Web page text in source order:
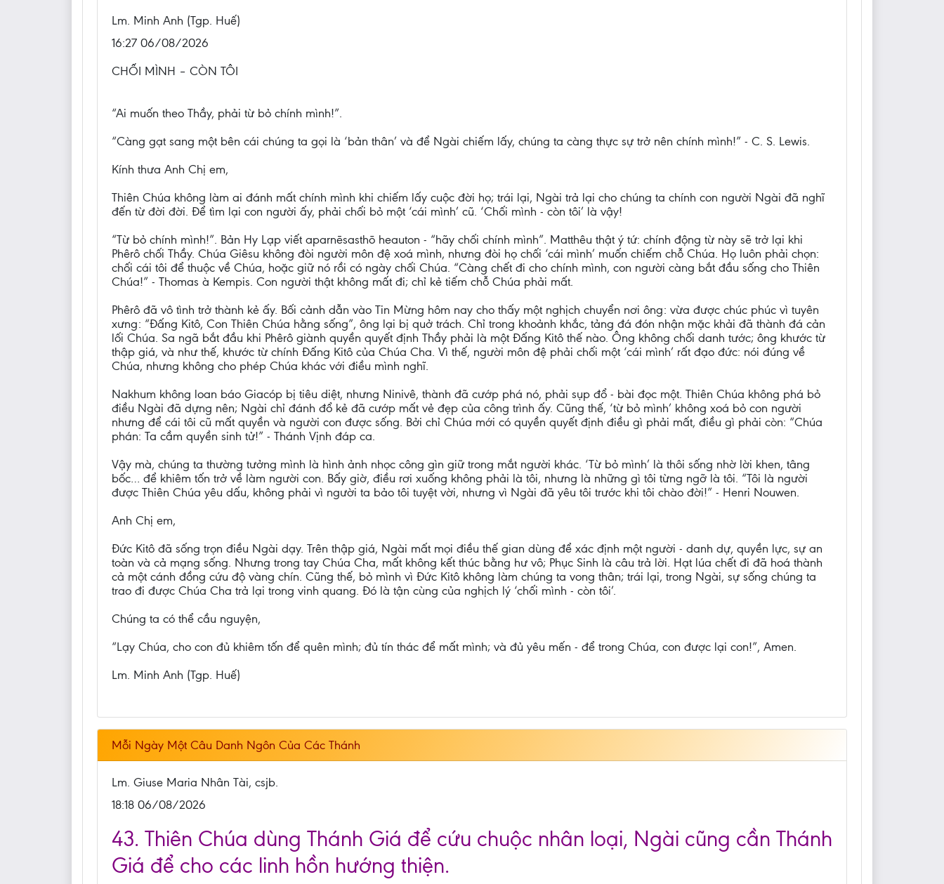
Lm. Minh Anh (Tgp. Huế)
16:27 06/08/2026
CHỐI MÌNH – CÒN TÔI
“Ai muốn theo Thầy, phải từ bỏ chính mình!”.
“Càng gạt sang một bên cái chúng ta gọi là ‘bản thân’ và để Ngài chiếm lấy, chúng ta càng thực sự trở nên chính mình!” - C. S. Lewis.
Kính thưa Anh Chị em,
Thiên Chúa không làm ai đánh mất chính mình khi chiếm lấy cuộc đời họ; trái lại, Ngài trả lại cho chúng ta chính con người Ngài đã nghĩ
đến từ đời đời. Để tìm lại con người ấy, phải chối bỏ một ‘cái mình’ cũ. ‘Chối mình - còn tôi’ là vậy!
“Từ bỏ chính mình!”. Bản Hy Lạp viết aparnēsasthō heauton - “hãy chối chính mình”. Matthêu thật ý tứ: chính động từ này sẽ trở lại khi
Phêrô chối Thầy. Chúa Giêsu không đòi người môn đệ xoá mình, nhưng đòi họ chối ‘cái mình’ muốn chiếm chỗ Chúa. Họ luôn phải chọn:
chối cái tôi để thuộc về Chúa, hoặc giữ nó rồi có ngày chối Chúa. “Càng chết đi cho chính mình, con người càng bắt đầu sống cho Thiên
Chúa!” - Thomas à Kempis. Con người thật không mất đi; chỉ kẻ tiếm chỗ Chúa phải mất.
Phêrô đã vô tình trở thành kẻ ấy. Bối cảnh dẫn vào Tin Mừng hôm nay cho thấy một nghịch chuyển nơi ông: vừa được chúc phúc vì tuyên
xưng: “Đấng Kitô, Con Thiên Chúa hằng sống”, ông lại bị quở trách. Chỉ trong khoảnh khắc, tảng đá đón nhận mặc khải đã thành đá cản
lối Chúa. Sa ngã bắt đầu khi Phêrô giành quyền quyết định Thầy phải là một Đấng Kitô thế nào. Ông không chối danh tước; ông khước từ
thập giá, và như thế, khước từ chính Đấng Kitô của Chúa Cha. Vì thế, người môn đệ phải chối một ‘cái mình’ rất đạo đức: nói đúng về
Chúa, nhưng không cho phép Chúa khác với điều mình nghĩ.
Nakhum không loan báo Giacóp bị tiêu diệt, nhưng Ninivê, thành đã cướp phá nó, phải sụp đổ - bài đọc một. Thiên Chúa không phá bỏ
điều Ngài đã dựng nên; Ngài chỉ đánh đổ kẻ đã cướp mất vẻ đẹp của công trình ấy. Cũng thế, ‘từ bỏ mình’ không xoá bỏ con người
nhưng để cái tôi cũ mất quyền và người con được sống. Bởi chỉ Chúa mới có quyền quyết định điều gì phải mất, điều gì phải còn: “Chúa
phán: Ta cầm quyền sinh tử!” - Thánh Vịnh đáp ca.
Vậy mà, chúng ta thường tưởng mình là hình ảnh nhọc công gìn giữ trong mắt người khác. ‘Từ bỏ mình’ là thôi sống nhờ lời khen, tâng
bốc… để khiêm tốn trở về làm người con. Bấy giờ, điều rơi xuống không phải là tôi, nhưng là những gì tôi từng ngỡ là tôi. “Tôi là người
được Thiên Chúa yêu dấu, không phải vì người ta bảo tôi tuyệt vời, nhưng vì Ngài đã yêu tôi trước khi tôi chào đời!” - Henri Nouwen.
Anh Chị em,
Đức Kitô đã sống trọn điều Ngài dạy. Trên thập giá, Ngài mất mọi điều thế gian dùng để xác định một người - danh dự, quyền lực, sự an
toàn và cả mạng sống. Nhưng trong tay Chúa Cha, mất không kết thúc bằng hư vô; Phục Sinh là câu trả lời. Hạt lúa chết đi đã hoá thành
cả một cánh đồng cứu độ vàng chín. Cũng thế, bỏ mình vì Đức Kitô không làm chúng ta vong thân; trái lại, trong Ngài, sự sống chúng ta
trao đi được Chúa Cha trả lại trong vinh quang. Đó là tận cùng của nghịch lý ‘chối mình - còn tôi’.
Chúng ta có thể cầu nguyện,
“Lạy Chúa, cho con đủ khiêm tốn để quên mình; đủ tín thác để mất mình; và đủ yêu mến - để trong Chúa, con được lại con!”, Amen.
Lm. Minh Anh (Tgp. Huế)
Mỗi Ngày Một Câu Danh Ngôn Của Các Thánh
Lm. Giuse Maria Nhân Tài, csjb.
18:18 06/08/2026
43. Thiên Chúa dùng Thánh Giá để cứu chuộc nhân loại, Ngài cũng cần Thánh
Giá để cho các linh hồn hướng thiện.